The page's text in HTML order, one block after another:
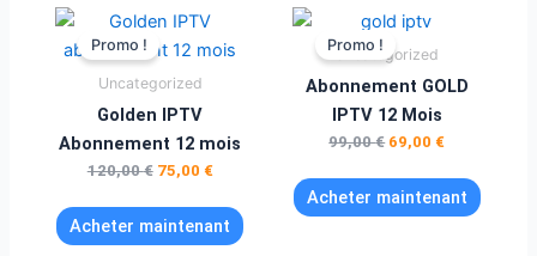
Promo !
Uncategorized
Golden IPTV
Abonnement 12 mois
120,00€
Le
initial
était :
75,00 €
actuel
Acheter maintenant
Promo !
Uncategorized
Abonnement GOLD
IPTV 12 Mois
99,00€
Le
prix
initial
était :
99,00 €.
69,00 €
est :
69,00 €.
Acheter maintenant